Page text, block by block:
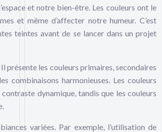
et notre bien-être. Les couleurs ont le
et même d’affecter notre humeur. C’est
teintes avant de se lancer dans un projet
présente les couleurs primaires, secondaires
combinaisons harmonieuses. Les couleurs
contraste dynamique, tandis que les couleurs
variées. Par exemple, l’utilisation de